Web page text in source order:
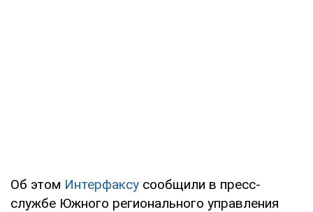
Об этом Интерфаксу сообщили в пресс-
службе Южного регионального управления